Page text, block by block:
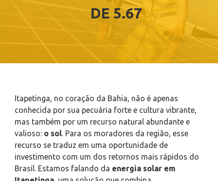
DE 5.67
Itapetinga, no coração da Bahia, não é apenas
conhecida por sua pecuária forte e cultura vibrante,
mas também por um recurso natural abundante e
valioso: o sol . Para os moradores da região, esse
recurso se traduz em uma oportunidade de
investimento com um dos retornos mais rápidos do
Brasil. Estamos falando da energia solar em